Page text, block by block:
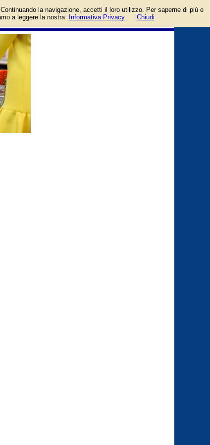
guida
la navigazione, accetti il loro utilizzo. Per saperne di più e
a leggere la nostra
Informativa Privacy Chiudi